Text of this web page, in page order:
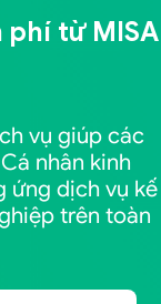
phí từ MISA
vụ giúp các
nhân kinh
ứng dịch vụ kế
trên toàn